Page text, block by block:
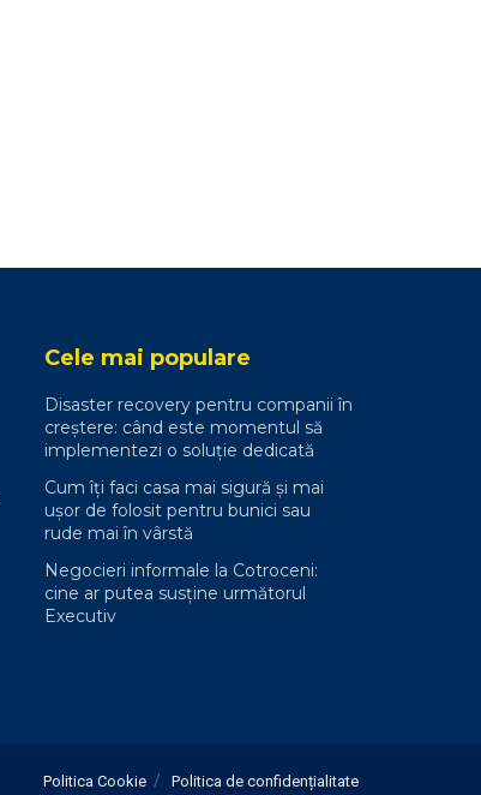
Cele mai populare
Disaster recovery pentru companii în
creștere: când este momentul să
implementezi o soluție dedicată
Cum îți faci casa mai sigură și mai
ușor de folosit pentru bunici sau
rude mai în vârstă
Negocieri informale la Cotroceni:
cine ar putea susține următorul
Executiv
Politica Cookie Politica de confidențialitate